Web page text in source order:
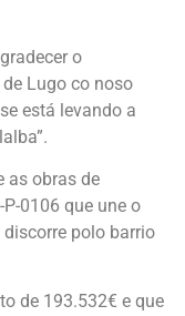
o
Lugo co noso
está levando a
as obras de
0106 que une o
polo barrio
de 193.532€ e que